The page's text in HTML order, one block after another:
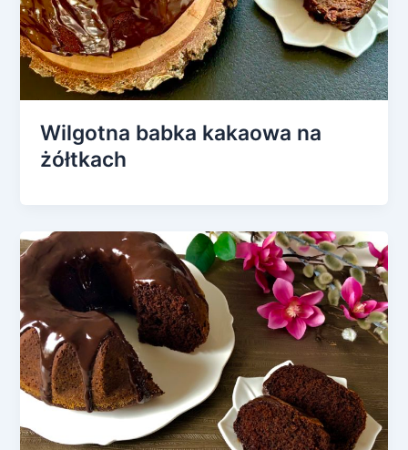
Wilgotna babka kakaowa na
żółtkach